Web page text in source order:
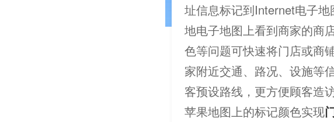
址信息标记到Internet电子
地电子地图上看到商家的商
色等问题可快速将门店或商
家附近交通、路况、设施等
客预设路线，更方便顾客造
苹果地图上的标记颜色实现